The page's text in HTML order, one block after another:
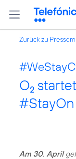
Zurück zu
O2
Am 30. April